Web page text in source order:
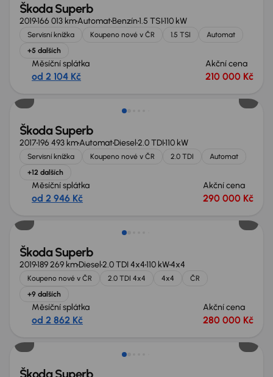
Škoda Superb
2019166 013 kmAutomatBenzín1.5 TSI110 kW
Servisní knížka Koupeno nové v ČR 1.5 TSI
Automat
+5 dalších
Měsíční splátka
od 2 104 Kč
Akční cena
210 000 Kč
Škoda Superb
2017196 493 kmAutomatDiesel2.0 TDI110 kW
Servisní knížka Koupeno nové v ČR 2.0 TDI
Automat
+12 dalších
Měsíční splátka
od 2 946 Kč
Akční cena
290 000 Kč
Možnost odpočtu DPH
Škoda Superb
2019189 269 kmDiesel2.0 TDI 4x4110 kW4x4
Koupeno nové v ČR 2.0 TDI 4x4 4x4
ČR
+9 dalších
Měsíční splátka
od 2 862 Kč
Akční cena
280 000 Kč
Zlevněno o 10 000 Kč
Škoda Superb